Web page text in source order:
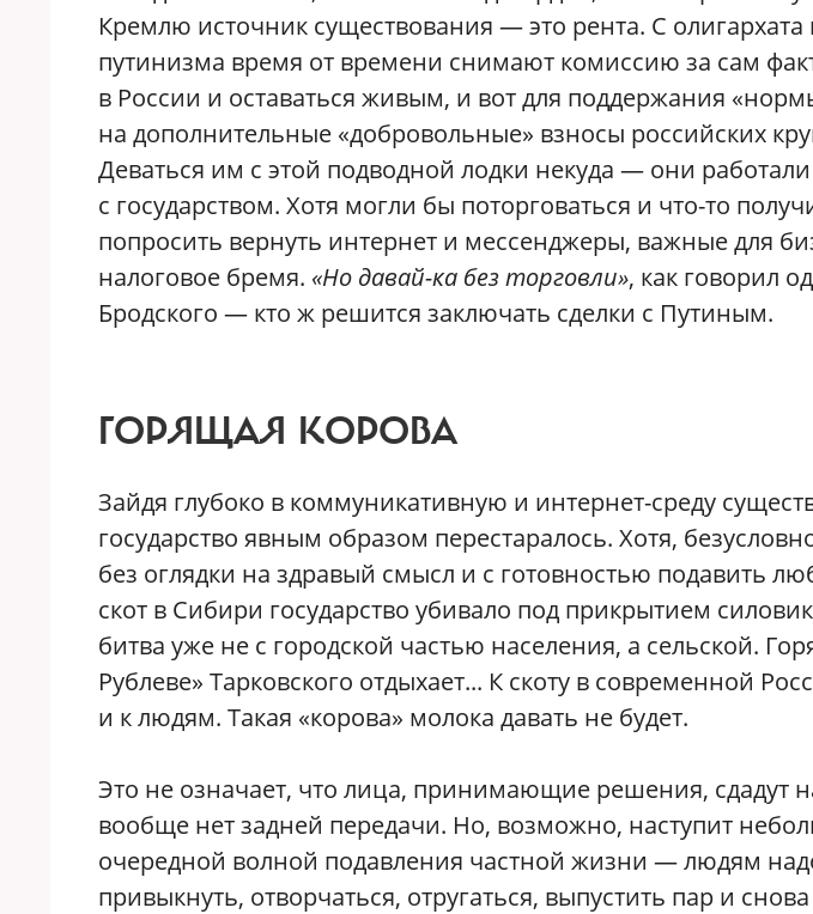
Кремлю источник существования — это рента. С
путинизма время от времени снимают комиссию за сам
в России и оставаться живым, и вот для поддержания
на дополнительные «добровольные» взносы российских
Деваться им с этой подводной лодки некуда — они
с государством. Хотя могли бы поторговаться и что-то
попросить вернуть интернет и мессенджеры, важные для
налоговое бремя. «Но давай-ка без торговли», как говорил
Бродского — кто ж решится заключать сделки с Путиным.
ГОРЯЩАЯ КОРОВА
Зайдя глубоко в коммуникативную и интернет-среду
государство явным образом перестаралось. Хотя,
без оглядки на здравый смысл и с готовностью подавить
скот в Сибири государство убивало под прикрытием
битва уже не с городской частью населения, а сельской.
Рублеве» Тарковского отдыхает... К скоту в современной
и к людям. Такая «корова» молока давать не будет.
Это не означает, что лица, принимающие решения, сдадут
вообще нет задней передачи. Но, возможно, наступит
очередной волной подавления частной жизни — людям
привыкнуть, отворчаться, отругаться, выпустить пар и